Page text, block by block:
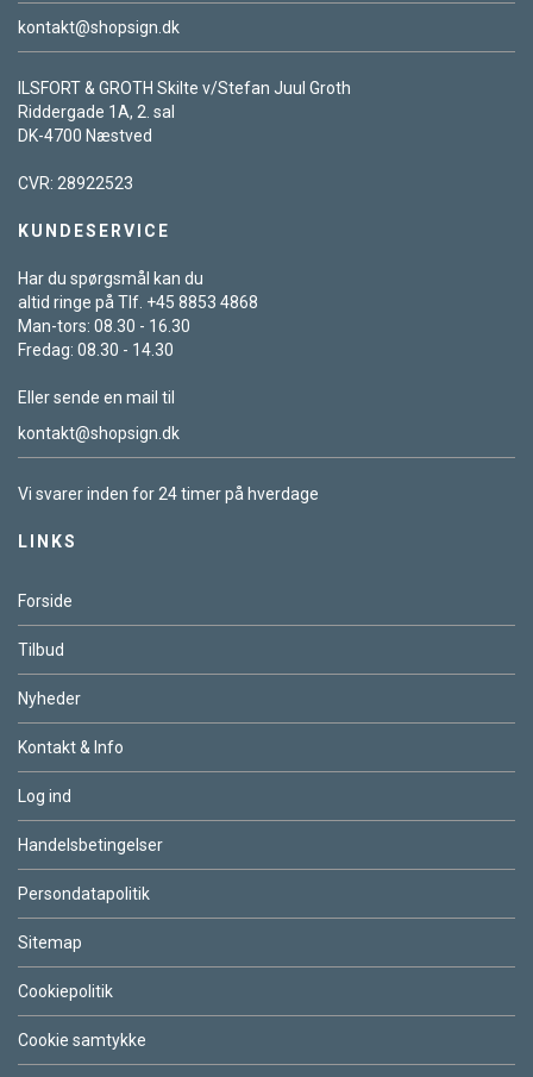
kontakt@shopsign.dk
ILSFORT & GROTH Skilte v/Stefan Juul Groth
Riddergade 1A, 2. sal
DK-4700 Næstved
CVR: 28922523
KUNDESERVICE
Har du spørgsmål kan du
altid ringe på Tlf. +45 8853 4868
Man-tors: 08.30 - 16.30
Fredag: 08.30 - 14.30
Eller sende en mail til
kontakt@shopsign.dk
Vi svarer inden for 24 timer på hverdage
LINKS
Forside
Tilbud
Nyheder
Kontakt & Info
Log ind
Handelsbetingelser
Persondatapolitik
Sitemap
Cookiepolitik
Cookie samtykke